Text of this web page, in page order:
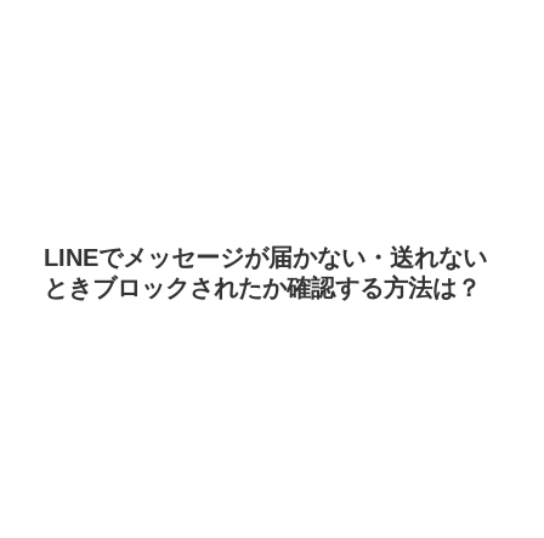
LINEでメッセージが届かない・送れない
ときブロックされたか確認する方法は？